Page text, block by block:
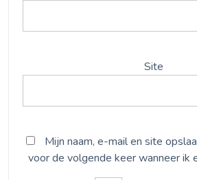
Site
Mijn naam, e-mail en site
voor de volgende keer wanneer ik